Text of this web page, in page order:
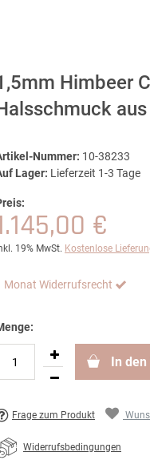
Himbeer
Nummer: 10-38233
Lager: Lieferzeit 1-3 Tage
€
19% MwSt. Kostenlose
Monat Widerrufsrecht
In
Frage zum Produkt
Widerrufsbedingungen